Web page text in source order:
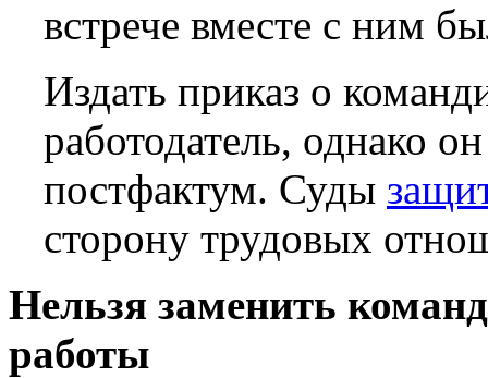
встрече вместе с ним
Издать приказ о
работодатель, однако
постфактум. Суды
сторону трудовых
Нельзя заменить
работы